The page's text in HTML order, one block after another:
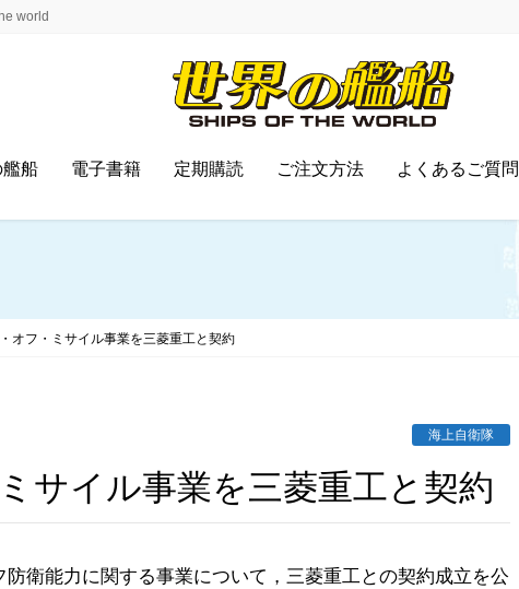
world
船 電子書籍 定期購読 ご注文方法 よくあるご質問
オフ・ミサイル事業を三菱重工と契約
海上自衛隊
サイル事業を三菱重工と契約
衛能力に関する事業について，三菱重工との契約成立を公